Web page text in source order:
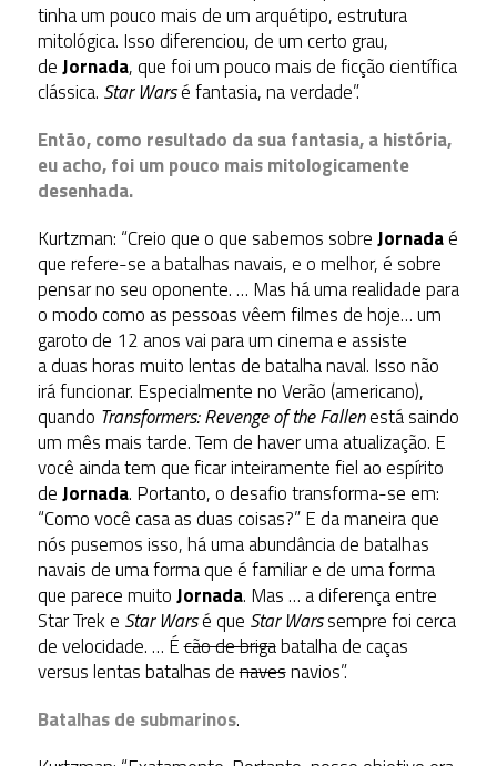
tinha um pouco mais de um arquétipo, estrutura
mitológica. Isso diferenciou, de um certo grau,
deJornada, que foi um pouco mais de ficção científica
clássica. Star Warsé fantasia, na verdade”.
Então, como resultado da sua fantasia, a história,
eu acho, foi um pouco mais mitologicamente
desenhada.
Kurtzman: “Creio que o que sabemos sobreJornadaé
que refere-se a batalhas navais, e o melhor, é sobre
pensar no seu oponente. … Mas há uma realidade para
o modo como as pessoas vêem filmes de hoje… um
garoto de 12 anos vai para um cinema e assiste
a duas horas muito lentas de batalha naval. Isso não
irá funcionar. Especialmente no Verão (americano),
quando Transformers: Revenge of the Fallenestá saindo
um mês mais tarde. Tem de haver uma atualização. E
você ainda tem que ficar inteiramente fiel ao espírito
deJornada. Portanto, o desafio transforma-se em:
“Como você casa as duas coisas?” E da maneira que
nós pusemos isso, há uma abundância de batalhas
navais de uma forma que é familiar e de uma forma
que parece muitoJornada. Mas … a diferença entre
Star Trek e Star Warsé que Star Warssempre foi cerca
de velocidade. … Écão de brigabatalha de caças
versus lentas batalhas denavesnavios”.
Batalhas de submarinos.